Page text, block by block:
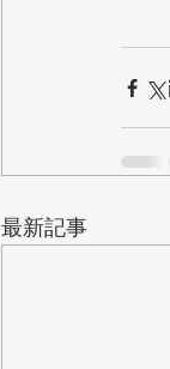
最新記事